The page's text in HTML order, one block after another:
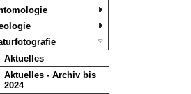
Aktuelles
Aktuelles - Archiv bis
2024